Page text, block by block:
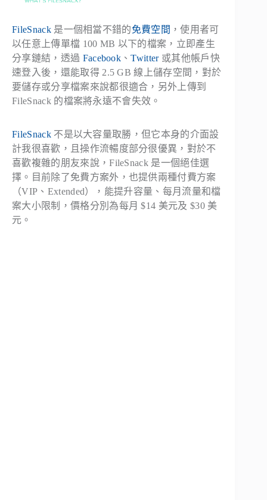
FileSnack是一個相當不錯的免費空間 ，使用者可
以任意上傳單檔 100 MB 以下的檔案，立即產生
分享鏈結，透過 Facebook 、Twitter或其他帳戶快
速登入後，還能取得 2.5 GB 線上儲存空間，對於
要儲存或分享檔案來說都很適合，另外上傳到
FileSnack 的檔案將永遠不會失效。
FileSnack不是以大容量取勝，但它本身的介面設
計我很喜歡，且操作流暢度部分很優異，對於不
喜歡複雜的朋友來說，FileSnack 是一個絕佳選
擇。目前除了免費方案外，也提供兩種付費方案
（VIP、Extended），能提升容量、每月流量和檔
案大小限制，價格分別為每月 $14 美元及 $30 美
元。